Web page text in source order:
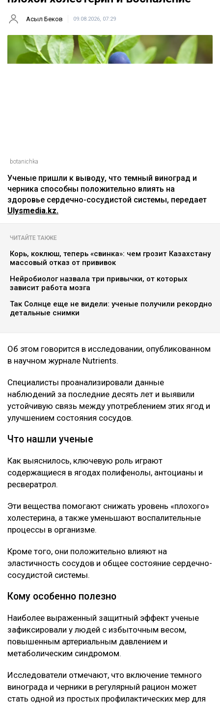
Асыл Беков 09.08.2026, 07:29
botanichka
Ученые пришли к выводу, что темный виноград и
черника способны положительно влиять на
здоровье сердечно-сосудистой системы, передает
Ulysmedia.kz.
ЧИТАЙТЕ ТАКЖЕ
Корь, коклюш, теперь «свинка»: чем грозит Казахстану
массовый отказ от прививок
Нейробиолог назвала три привычки, от которых
зависит работа мозга
Так Солнце еще не видели: ученые получили рекордно
детальные снимки
Об этом говорится в исследовании, опубликованном
в научном журнале Nutrients.
Специалисты проанализировали данные
наблюдений за последние десять лет и выявили
устойчивую связь между употреблением этих ягод и
улучшением состояния сосудов.
Что нашли ученые
Как выяснилось, ключевую роль играют
содержащиеся в ягодах полифенолы, антоцианы и
ресвератрол.
Эти вещества помогают снижать уровень «плохого»
холестерина, а также уменьшают воспалительные
процессы в организме.
Кроме того, они положительно влияют на
эластичность сосудов и общее состояние сердечно-
сосудистой системы.
Кому особенно полезно
Наиболее выраженный защитный эффект ученые
зафиксировали у людей с избыточным весом,
повышенным артериальным давлением и
метаболическим синдромом.
Исследователи отмечают, что включение темного
винограда и черники в регулярный рацион может
стать одной из простых профилактических мер для